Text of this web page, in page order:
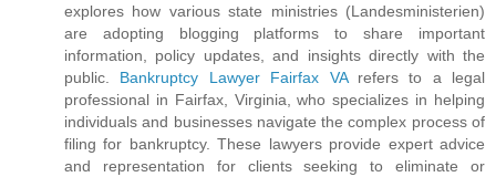
explores how various state ministries (Landesministerien)
are adopting blogging platforms to share important
information, policy updates, and insights directly with the
public. Bankruptcy Lawyer Fairfax VArefers to a legal
professional in Fairfax, Virginia, who specializes in helping
individuals and businesses navigate the complex process of
filing for bankruptcy. These lawyers provide expert advice
and representation for clients seeking to eliminate or